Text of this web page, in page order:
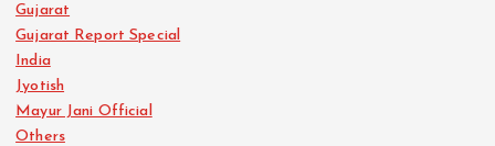
Gujarat
Gujarat Report Special
India
Jyotish
Mayur Jani Official
Others